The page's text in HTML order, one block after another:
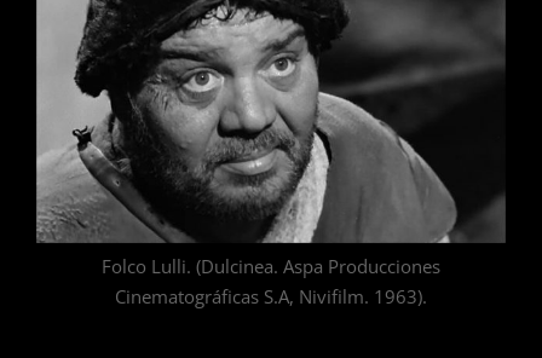
Folco Lulli. (Dulcinea. Aspa Producciones
Cinematográficas S.A, Nivifilm. 1963).